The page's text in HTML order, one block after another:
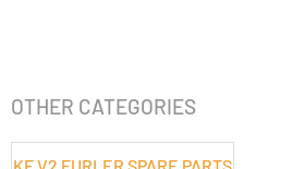
OTHER CATEGORIES
KF V2 FURLER SPARE PARTS